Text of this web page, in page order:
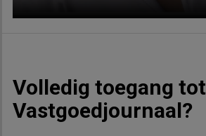
Volledig toegang tot
Vastgoedjournaal?